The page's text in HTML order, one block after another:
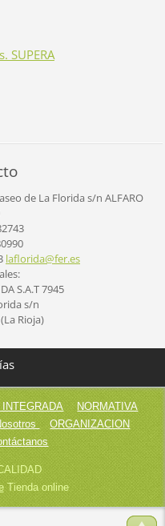
SUPERA
de La Florida s/n ALFARO
laflorida@fer.es
S.A.T 7945
s/n
Rioja)
INTEGRADA
NORMATIVA
ORGANIZACION
Tienda online